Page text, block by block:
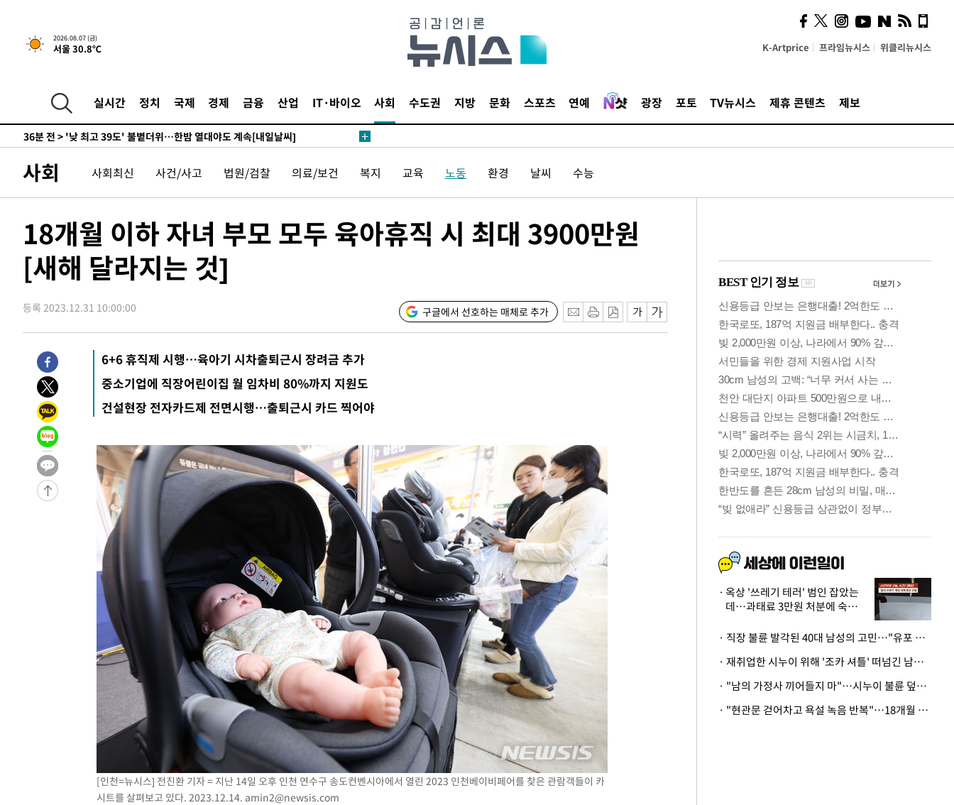
2026.08.07 (금)
서울 30.8℃ K-Artprice 프라임뉴시스 위클리뉴시스
실시간 정치 국제 경제 금융 산업 IT·바이오 사회 수도권 지방 문화 스포츠 연예 광장 포토 TV뉴시스 제휴 콘텐츠 제보
-15239초 전 >경찰, '홍명보는 2순위' 결론냈던 스포츠윤리센터도 압수수색
-835초 전 > [속보]합참 "北 발사체는 단거리탄도미사일…감시·경계태세 강화"
16분 전 >[속보] SKT, 에이닷 서비스 장애 발생…"원인 파악 중"
[속보]합참 "북, 동해상으로 미상 발사체 발사"
36분 전 > '낮 최고 39도' 불볕더위…한밤 열대야도 계속[내일날씨]
42분 전 >
"韓 외환시장 개입 관측 배경엔 美의 대한국 무역적자 있어"
45분 전 >'월드컵 탈락 후폭풍' 축구협회…초유의 압수수색에 '충격·당황'
55분 전 >[속보]종합특검, 대검 추가 압수수색…내란 중요임무종사 혐의
2시간 전 >[속보]코스닥, 800p 회복…0.26% 오른 801.67 마감
2시간 전 >[속보]코스피, 301.88포인트(4.58%) 내린 6296.38 마감
2시간 전 >"여기 떨어졌다"…다누리, 스페이스X 로켓 달 충돌 흔적 포착
3시간 전 >손흥민, 5경기 연속골 실패…LAFC는 승부차기 끝 과달라하라 격파
5시간 전 >
내일까지 39도 '펄펄'…기상청 "태풍 지나며 폭염 잠시 꺾인다"
-18345초 전 >
'월드컵 탈락 후폭풍' 축구협회…11시간 걸린 초유의 압수수색(종
-17781초 전 >
-16574초 전 >
축구협회, 15년 전 심판 성 접대 파문에 "현재는 내부 지침 준수"
-15259초 전 >
-855초 전 >
[속보]합참 "北 발사체는 단거리탄도미사일…감시·경계태세 강화"
-603초 전 >
日방위성, 北이 동해로 쏜 발사체는 탄도미사일 가능성
16분 전 >
[속보] SKT, 에이닷 서비스 장애 발생…"원인 파악 중"
[속보]합참 "북, 동해상으로 미상 발사체 발사"
'낮 최고 39도' 불볕더위…한밤 열대야도 계속[내일날씨]
[속보]7~9일 프로야구 3연전도 폭염 취소…11일 재개
"韓 외환시장 개입 관측 배경엔 美의 대한국 무역적자 있어"
'월드컵 탈락 후폭풍' 축구협회…초유의 압수수색에 '충격·당황'
서울 낮 37.9도, 올여름 최고치 경신…영등포 순간 '40도'
[속보]종합특검, 대검 추가 압수수색…내란 중요임무종사 혐의
[속보]코스닥, 800p 회복…0.26% 오른 801.67 마감
[속보]코스피, 301.88포인트(4.58%) 내린 6296.38 마감
[속보]원·달러 환율, 0.7원 내린 1423.8원 마감
"여기 떨어졌다"…다누리, 스페이스X 로켓 달 충돌 흔적 포착
손흥민, 5경기 연속골 실패…LAFC는 승부차기 끝 과달라하라 격파
내일까지 39도 '펄펄'…기상청 "태풍 지나며 폭염 잠시 꺾인다"
사회 사회최신 사건/사고 법원/검찰 의료/보건 복지 교육 노동 환경 날씨 수능
18개월 이하 자녀 부모 모두 육아휴직 시 최대 3900만원
[새해 달라지는 것]
등록 2023.12.31 10:00:00 구글에서 선호하는 매체로 추가
6+6 휴직제 시행…육아기 시차출퇴근시 장려금 추가
중소기업에 직장어린이집 월 임차비 80%까지 지원도
건설현장 전자카드제 전면시행…출퇴근시 카드 찍어야
[인천=뉴시스] 전진환 기자 = 지난 14일 오후 인천 연수구 송도컨벤시아에서 열린 2023 인천베이비페어를 찾은 관람객들이 카
시트를 살펴보고 있다. 2023.12.14. amin2@newsis.com
의견, 국토부·LH에 충실히
전달할 것"
옥상 '쓰레기 테러' 범인 잡았는
데…과태료 3만원 처분에 숙박업
· 직장 불륜 발각된 40대 남성의 고민…"유포 동료 명예훼손·협박죄 고소 가능할까"
· 재취업한 시누이 위해 '조카 셔틀' 떠넘긴 남편…아내 "난 못한다"
· "남의 가정사 끼어들지 마"…시누이 불륜 덮으려는 남편에 억울한 아내
· "현관문 걷어차고 욕설 녹음 반복"…18개월 아기 키우는 집 뒤흔든 '앞집의 비극'